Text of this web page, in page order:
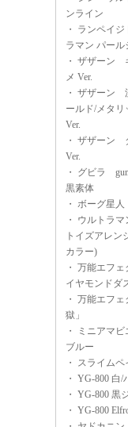
ンライン
・ ランペイジ
ラマン パール
・ ザザーン
メ Ver.
・ ザザーン
ールド/メタリ
Ver.
・ ザザーン
Ver.
・ グビラ
黒素体
・ ボーグ星人
・ ウルトラマ
トイズアレン
カラー)
・ 万能エフェ
イヤモンドダ
・ 万能エフェ
獄」
・
ミニアマ
ブルー
・ スライムペ
・ YG-800 白/
・ YG-800 黒
・ YG-800